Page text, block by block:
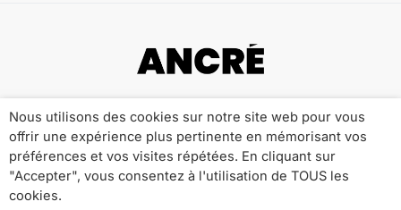
Qui sommes-nous ? Publicité
Contact
Mentions Légales
Politique de Confidentialité
Nous utilisons des cookies sur notre site web pour vous
offrir une expérience plus pertinente en mémorisant vos
préférences et vos visites répétées. En cliquant sur
"Accepter", vous consentez à l'utilisation de TOUS les
cookies.